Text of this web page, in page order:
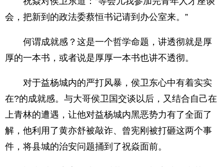
会，把新到的政法委蔡恒书记请到办公室来。”
何谓成就感？这是一个哲学命题，讲透彻就是厚
厚的一本书，或者说是厚厚一本书也讲不透彻。
对于益杨城内的严打风暴，侯卫东心中有着实实
在?的成就感。与大哥侯卫国交谈以后，又结合自己在
上青林的遭遇，让他对益杨城内黑恶势力有了全面了
解，他利用了黄亦舒被敲诈、曾宪刚被打砸这两个事
件，将县城的治安问题捅到了祝焱面前。